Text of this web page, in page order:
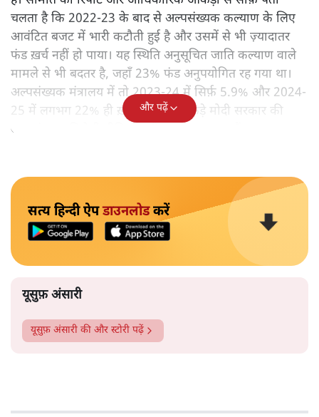
चलता है कि 2022-23 के बाद से अल्पसंख्यक कल्याण के लिए
आवंटित बजट में भारी कटौती हुई है और उसमें से भी ज़्यादातर
फंड ख़र्च नहीं हो पाया। यह स्थिति अनुसूचित जाति कल्याण वाले
मामले से भी बदतर है, जहाँ 23% फंड अनुपयोगित रह गया था।
अल्पसंख्यक मंत्रालय में तो 2023-24 में सिर्फ़ 5.9% और 2024-
25 में लगभग 22% ही ख़र्च हुआ। ये आँकड़े मोदी सरकार की
अल्पसंख्यक-विरोधी नीति का जीता-जागता सबूत हैं।
और पढ़ें
सत्य हिन्दी ऐपडाउनलोडकरें
यूसुफ़ अंसारी
यूसुफ़ अंसारी की और स्टोरी पढ़ें